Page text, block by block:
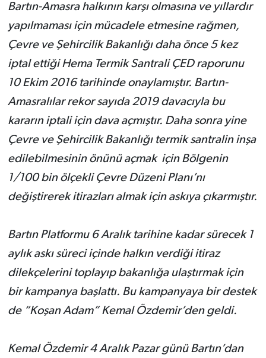
Bartın-Amasra halkının karşı olmasına ve yıllardır
yapılmaması için mücadele etmesine rağmen,
Çevre ve Şehircilik Bakanlığı daha önce 5 kez
iptal ettiği Hema Termik Santrali ÇED raporunu
10 Ekim 2016 tarihinde onaylamıştır. Bartın-
Amasralılar rekor sayıda 2019 davacıyla bu
kararın iptali için dava açmıştır. Daha sonra yine
Çevre ve Şehircilik Bakanlığı termik santralin inşa
edilebilmesinin önünü açmak için Bölgenin
1/100 bin ölçekli Çevre Düzeni Planı’nı
değiştirerek itirazları almak için askıya çıkarmıştır.
Bartın Platformu 6 Aralık tarihine kadar sürecek 1
aylık askı süreci içinde halkın verdiği itiraz
dilekçelerini toplayıp bakanlığa ulaştırmak için
bir kampanya başlattı. Bu kampanyaya bir destek
de “Koşan Adam” Kemal Özdemir’den geldi.
Kemal Özdemir 4 Aralık Pazar günü Bartın’dan